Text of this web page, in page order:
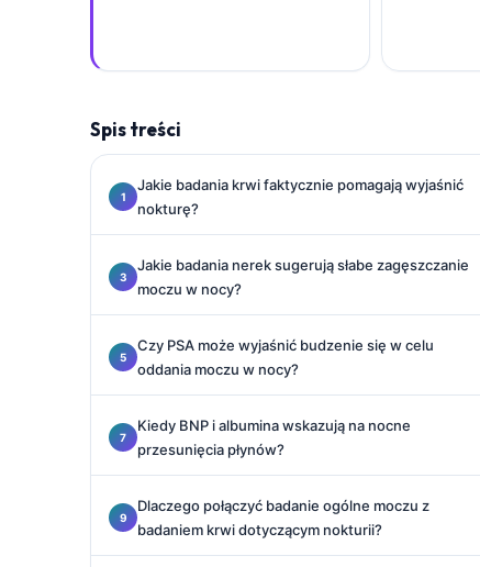
Spis treści
Jakie badania krwi faktycznie pomagają wyjaśnić
nokturę?
Jakie badania nerek sugerują słabe zagęszczanie
moczu w nocy?
Czy PSA może wyjaśnić budzenie się w celu
oddania moczu w nocy?
Kiedy BNP i albumina wskazują na nocne
przesunięcia płynów?
Dlaczego połączyć badanie ogólne moczu z
badaniem krwi dotyczącym nokturii?